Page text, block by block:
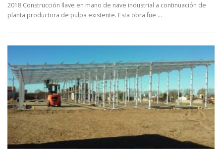
2018 Construcción llave en mano de nave industrial a continuación de
planta productora de pulpa existente. Esta obra fue …